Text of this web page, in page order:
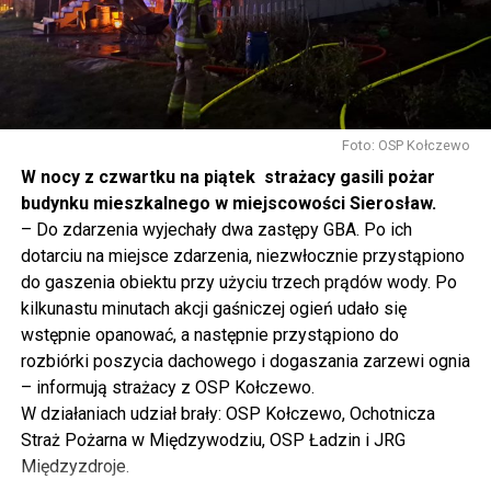
tak to traktujemy. Jesteśmy dzisiaj w Wolinie. Często to
mówię, tutaj, na wyspie Wolin, na wyspie Uznam, Polska
się tutaj nie kończy, Polska się tutaj zaczyna.
Gdyby nie determinacja rządu Prawa i Sprawiedliwości,
to tunel pod Świną do dzisiaj byłby w sferze
projektowania i dyskusji. Ważny tutaj był wkład
samorządu, ale to rząd PiS podjął w tej sprawie
najważniejsze decyzje. Powstał dzięki ogromnej
determinacji rządu najpierw Pani Premier Beaty Szydło,
a następnie Pana Premiera Mateusza Morawieckiego.
Chciałbym podziękować Panu Premierowi za to jak
osobiście pilnował powstania tej inwestycji. Cieszymy
się, że turyści również korzystają z tunelu, cieszymy się,
że wśród tych 4 milionów samochodów, które
przejechały już otwartym tunelem w Świnoujściu,
przyjechało tutaj do nas tak wielu turystów z zagranicy
– powiedział Wiceprezes PiS Joachim Brudziński w
Foto: OSP Kołczewo
W nocy z czwartku na piątek strażacy gasili pożar
budynku mieszkalnego w miejscowości Sierosław.
– Do zdarzenia wyjechały dwa zastępy GBA. Po ich
dotarciu na miejsce zdarzenia, niezwłocznie przystąpiono
do gaszenia obiektu przy użyciu trzech prądów wody. Po
kilkunastu minutach akcji gaśniczej ogień udało się
wstępnie opanować, a następnie przystąpiono do
rozbiórki poszycia dachowego i dogaszania zarzewi ognia
– informują strażacy z OSP Kołczewo.
W działaniach udział brały: OSP Kołczewo, Ochotnicza
Straż Pożarna w Międzywodziu, OSP Ładzin i JRG
Międzyzdroje.